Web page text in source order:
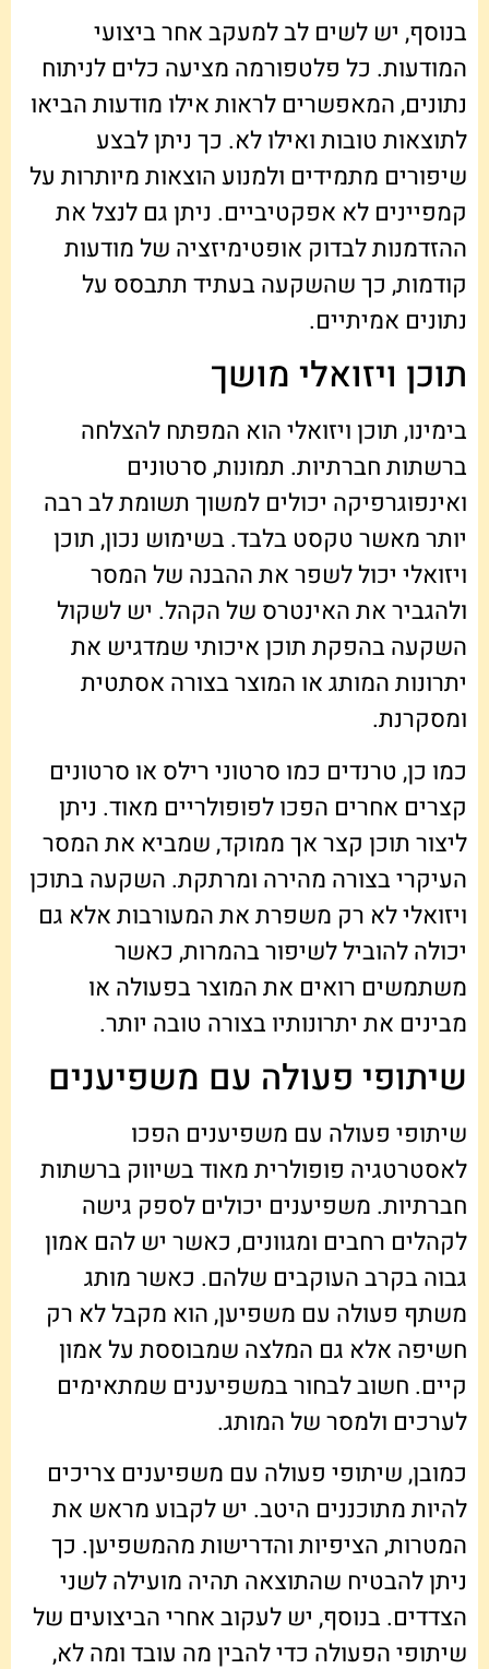
בנוסף, יש לשים לב למעקב אחר ביצועי
המודעות. כל פלטפורמה מציעה כלים לניתוח
נתונים, המאפשרים לראות אילו מודעות הביאו
לתוצאות טובות ואילו לא. כך ניתן לבצע
שיפורים מתמידים ולמנוע הוצאות מיותרות על
קמפיינים לא אפקטיביים. ניתן גם לנצל את
ההזדמנות לבדוק אופטימיזציה של מודעות
קודמות, כך שהשקעה בעתיד תתבסס על
נתונים אמיתיים.
תוכן ויזואלי מושך
בימינו, תוכן ויזואלי הוא המפתח להצלחה
ברשתות חברתיות. תמונות, סרטונים
ואינפוגרפיקה יכולים למשוך תשומת לב רבה
יותר מאשר טקסט בלבד. בשימוש נכון, תוכן
ויזואלי יכול לשפר את ההבנה של המסר
ולהגביר את האינטרס של הקהל. יש לשקול
השקעה בהפקת תוכן איכותי שמדגיש את
יתרונות המותג או המוצר בצורה אסתטית
ומסקרנת.
כמו כן, טרנדים כמו סרטוני רילס או סרטונים
קצרים אחרים הפכו לפופולריים מאוד. ניתן
ליצור תוכן קצר אך ממוקד, שמביא את המסר
העיקרי בצורה מהירה ומרתקת. השקעה בתוכן
ויזואלי לא רק משפרת את המעורבות אלא גם
יכולה להוביל לשיפור בהמרות, כאשר
משתמשים רואים את המוצר בפעולה או
מבינים את יתרונותיו בצורה טובה יותר.
שיתופי פעולה עם משפיענים
שיתופי פעולה עם משפיענים הפכו
לאסטרטגיה פופולרית מאוד בשיווק ברשתות
חברתיות. משפיענים יכולים לספק גישה
לקהלים רחבים ומגוונים, כאשר יש להם אמון
גבוה בקרב העוקבים שלהם. כאשר מותג
משתף פעולה עם משפיען, הוא מקבל לא רק
חשיפה אלא גם המלצה שמבוססת על אמון
קיים. חשוב לבחור במשפיענים שמתאימים
לערכים ולמסר של המותג.
כמובן, שיתופי פעולה עם משפיענים צריכים
להיות מתוכננים היטב. יש לקבוע מראש את
המטרות, הציפיות והדרישות מהמשפיען. כך
ניתן להבטיח שהתוצאה תהיה מועילה לשני
הצדדים. בנוסף, יש לעקוב אחרי הביצועים של
שיתופי הפעולה כדי להבין מה עובד ומה לא,